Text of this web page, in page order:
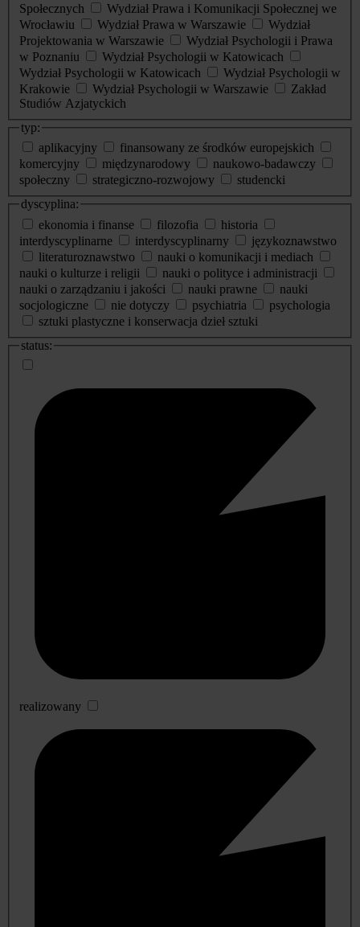
Społecznych
Wydział Prawa i Komunikacji Społecznej we
Wrocławiu
Wydział Prawa w Warszawie
Wydział
Projektowania w Warszawie
Wydział Psychologii i Prawa
w Poznaniu
Wydział Psychologii w Katowicach
Wydział Psychologii w Katowicach
Wydział Psychologii w
Krakowie
Wydział Psychologii w Warszawie
Zakład
Studiów Azjatyckich
typ:
aplikacyjny
finansowany ze środków europejskich
komercyjny
międzynarodowy
naukowo-badawczy
społeczny
strategiczno-rozwojowy
studencki
dyscyplina:
ekonomia i finanse
filozofia
historia
interdyscyplinarne
interdyscyplinarny
językoznawstwo
literaturoznawstwo
nauki o komunikacji i mediach
nauki o kulturze i religii
nauki o polityce i administracji
nauki o zarządzaniu i jakości
nauki prawne
nauki
socjologiczne
nie dotyczy psychiatria
psychologia
sztuki plastyczne i konserwacja dzieł sztuki
status:
realizowany